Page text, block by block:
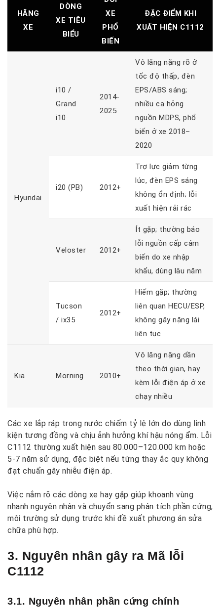
HÃNG
XE
DÒNG
XE TIÊU
BIỂU
XE
PHỔ
BIẾN
ĐẶC ĐIỂM KHI
XUẤT HIỆN C1112
Hyundai
i10 /
Grand
i10
2014-
2025
Vô lăng nặng rõ ở
tốc độ thấp, đèn
EPS/ABS sáng;
nhiều ca hỏng
nguồn MDPS, phổ
biến ở xe 2018–
2020
i20 (PB) 2012+
Trợ lực giảm từng
lúc, đèn EPS sáng
không ổn định; lỗi
xuất hiện rải rác
Veloster 2012+
Ít gặp; thường báo
lỗi nguồn cấp cảm
biến do xe nhập
khẩu, dùng lâu năm
Tucson
/ ix35
2012+
Hiếm gặp; thường
liên quan HECU/ESP,
không gây nặng lái
liên tục
Kia Morning 2010+
Vô lăng nặng dần
theo thời gian, hay
kèm lỗi điện áp ở xe
chạy nhiều
Các xe lắp ráp trong nước chiếm tỷ lệ lớn do dùng linh
kiện tương đồng và chịu ảnh hưởng khí hậu nóng ẩm. Lỗi
C1112 thường xuất hiện sau 80.000–120.000 km hoặc
5-7 năm sử dụng, đặc biệt nếu từng thay ắc quy không
đạt chuẩn gây nhiễu điện áp.
Việc nắm rõ các dòng xe hay gặp giúp khoanh vùng
nhanh nguyên nhân và chuyển sang phân tích phần cứng,
môi trường sử dụng trước khi đề xuất phương án sửa
chữa phù hợp.
3. Nguyên nhân gây ra Mã lỗi
C1112
3.1. Nguyên nhân phần cứng chính